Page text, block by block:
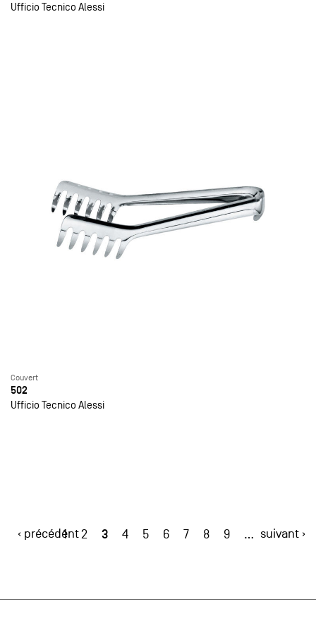
Ufficio Tecnico Alessi
Couvert
502
Ufficio Tecnico Alessi
‹ précédent
1 2 3 4 5 6 7 8 9 … suivant ›